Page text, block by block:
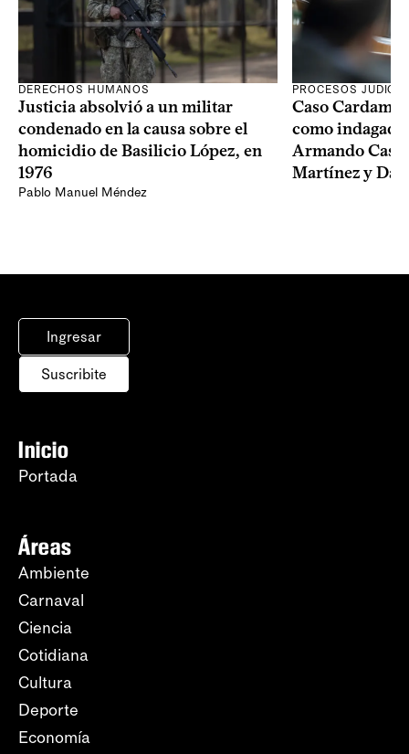
DERECHOS HUMANOS
Justicia absolvió a un militar
condenado en la causa sobre el
homicidio de Basilicio López, en
1976
Pablo Manuel Méndez
PROCESOS
Caso
como
Armando
Martínez y
Ingresar
Suscribite
Inicio
Portada
Áreas
Ambiente
Carnaval
Ciencia
Cotidiana
Cultura
Deporte
Economía